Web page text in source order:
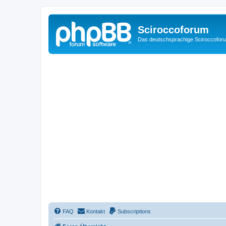
Sciroccoforum
Das deutschsprachige
FAQ Kontakt Subscriptions